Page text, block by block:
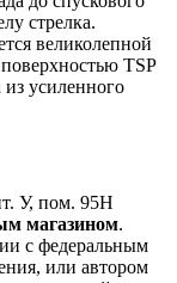
стрелка.
великолепной
TSP
усиленного
У, пом. 95Н
магазином.
с федеральным
или автором